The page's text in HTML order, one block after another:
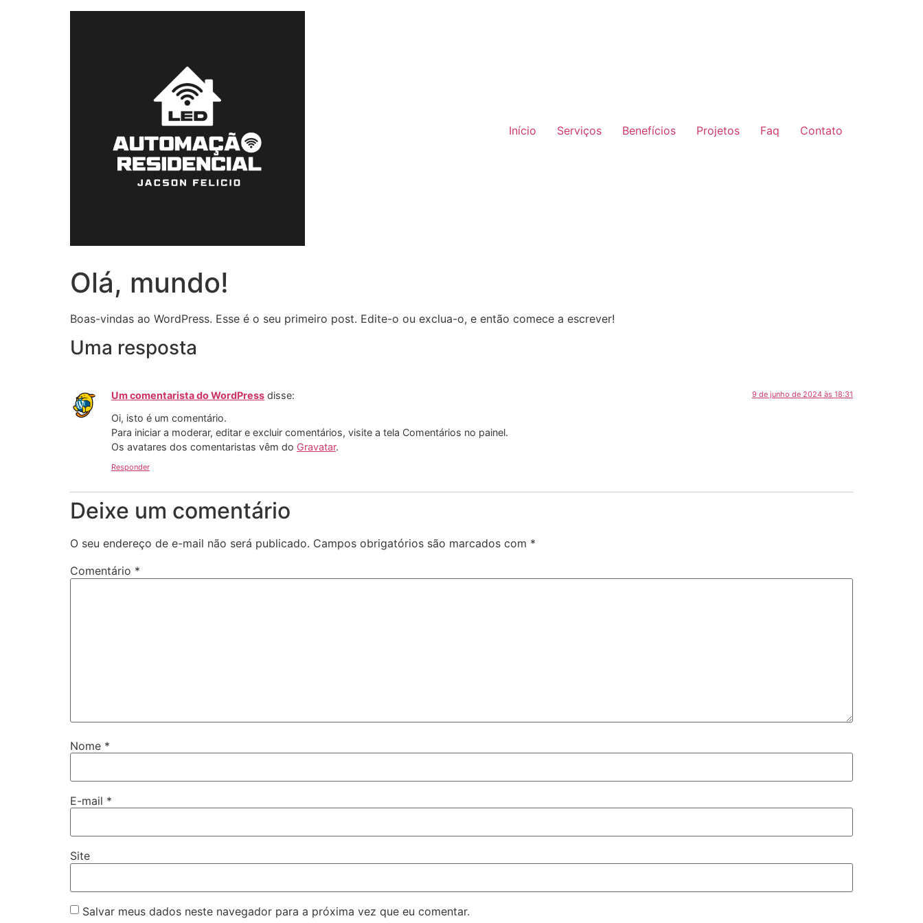
Início Serviços Benefícios Projetos Faq Contato
Olá, mundo!
Boas-vindas ao WordPress. Esse é o seu primeiro post. Edite-o ou exclua-o, e então comece a escrever!
Uma resposta
Um comentarista do WordPress disse: 9 de junho de 2024 às 18:31
Oi, isto é um comentário.
Para iniciar a moderar, editar e excluir comentários, visite a tela Comentários no painel.
Os avatares dos comentaristas vêm do Gravatar.
Responder
Deixe um comentário
O seu endereço de e-mail não será publicado. Campos obrigatórios são marcados com *
Comentário *
Nome *
E-mail *
Site
Salvar meus dados neste navegador para a próxima vez que eu comentar.